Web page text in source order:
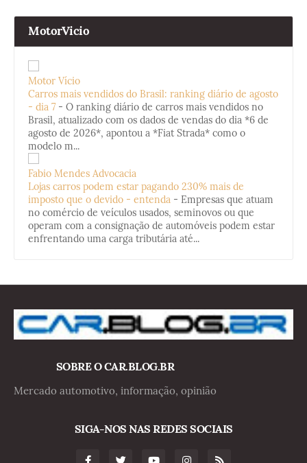
MotorVicio
Motor Vício
Carros mais vendidos do Brasil: ranking diário de agosto
- dia 7 - O ranking diário de carros mais vendidos no
Brasil, atualizado com os dados de vendas do dia *6 de
agosto de 2026*, apontou a *Fiat Strada* como o
modelo m...
Fabio Mendes Advocacia
Lojas carros podem estar pagando 230% mais de
imposto que o devido - entenda - Empresas que atuam
no comércio de veículos usados, seminovos ou que
operam com a consignação de automóveis podem estar
enfrentando uma carga tributária até...
SOBRE O CAR.BLOG.BR
Mercado automotivo, informação, opinião
SIGA-NOS NAS REDES SOCIAIS